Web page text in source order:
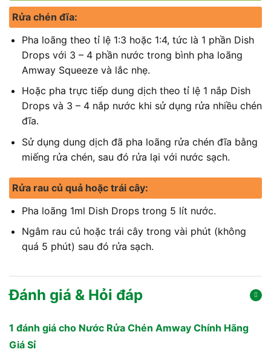
Rửa chén đĩa:
Pha loãng theo tỉ lệ 1:3 hoặc 1:4, tức là 1 phần Dish
Drops với 3 – 4 phần nước trong bình pha loãng
Amway Squeeze và lắc nhẹ.
Hoặc pha trực tiếp dung dịch theo tỉ lệ 1 nắp Dish
Drops và 3 – 4 nắp nước khi sử dụng rửa nhiều chén
đĩa.
Sử dụng dung dịch đã pha loãng rửa chén đĩa bằng
miếng rửa chén, sau đó rửa lại với nước sạch.
Rửa rau củ quả hoặc trái cây:
Pha loãng 1ml Dish Drops trong 5 lít nước.
Ngâm rau củ hoặc trái cây trong vài phút (không
quá 5 phút) sau đó rửa sạch.
Đánh giá & Hỏi đáp
1 đánh giá cho Nước Rửa Chén Amway Chính Hãng
Giá Sỉ